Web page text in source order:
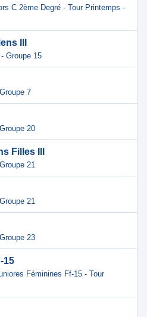
C 2ème Degré - Tour Printemps -
III
Groupe 15
7
20
Filles III
21
21
23
15
Féminines Ff-15 - Tour